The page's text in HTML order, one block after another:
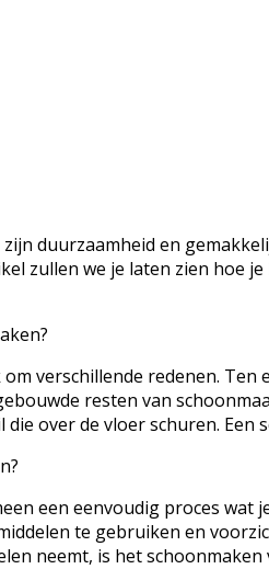
duurzaamheid en
zullen we je laten zien hoe
verschillende redenen.
resten van
over de vloer schuren.
een eenvoudig proces
te gebruiken en
neemt, is het